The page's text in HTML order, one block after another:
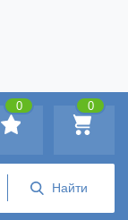
0
0